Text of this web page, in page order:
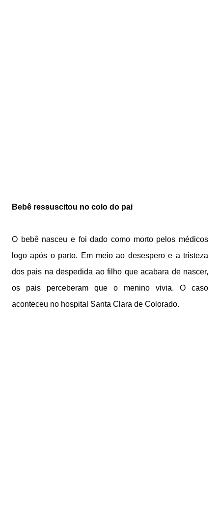
Bebê ressuscitou no colo do pai
O bebê nasceu e foi dado como morto pelos médicos
logo após o parto. Em meio ao desespero e a tristeza
dos pais na despedida ao filho que acabara de nascer,
os pais perceberam que o menino vivia. O caso
aconteceu no hospital Santa Clara de Colorado.